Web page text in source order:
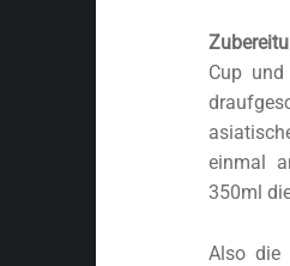
Cup
einmal
350ml
Also die